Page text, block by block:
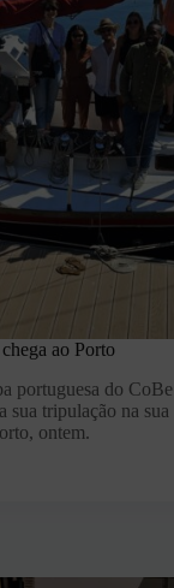
ao Porto
portuguesa do CoBe
sua tripulação na sua
ontem.